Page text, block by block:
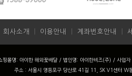
회사소개 이용안내 계좌번호안내
핑몰명: 아이한 해외꽃배달 / 법인명: 아이한비즈(주) / 사업
주소 : 서울시 영등포구 당산로 41길 11, SK V1센터